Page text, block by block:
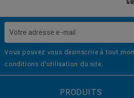
Vous pouvez vous désinscrire à tout
conditions d'utilisation du site.
PRODUITS